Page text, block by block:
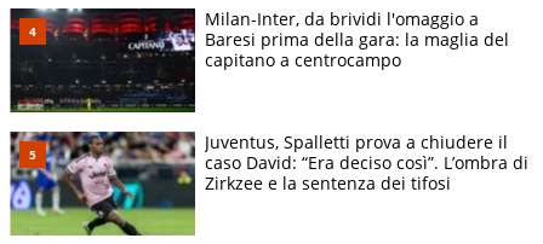
Milan-Inter, da brividi l'omaggio a
Baresi prima della gara: la maglia del
capitano a centrocampo
Juventus, Spalletti prova a chiudere il
caso David: “Era deciso così”. L’ombra di
Zirkzee e la sentenza dei tifosi